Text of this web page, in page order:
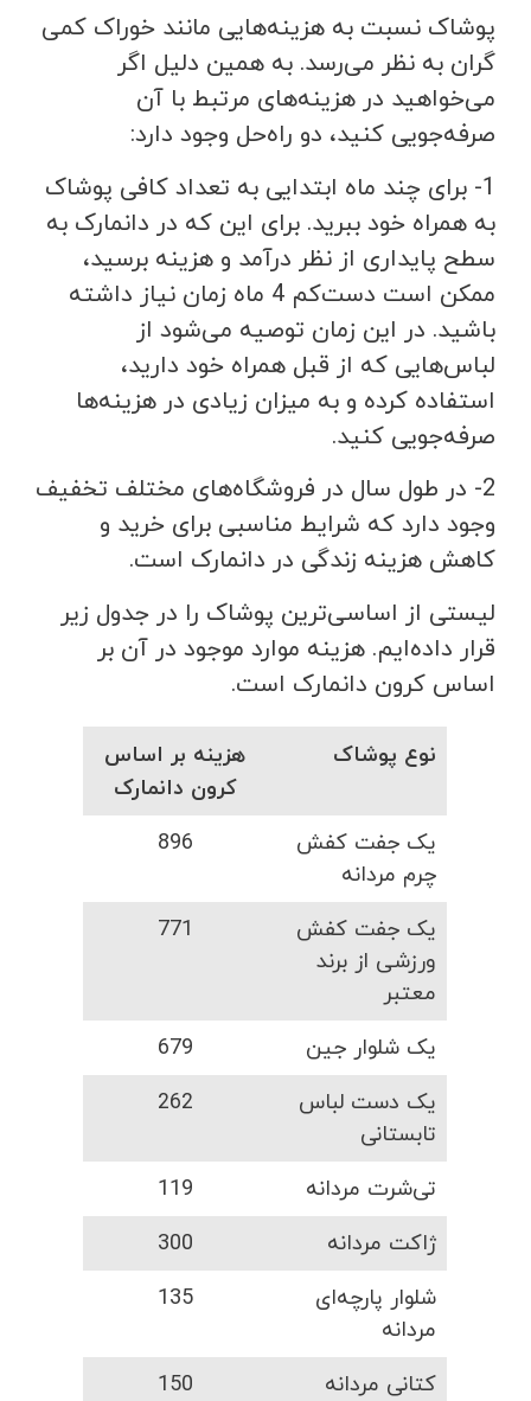
پوشاک نسبت به هزینه‌هایی مانند خوراک کمی
گران به نظر می‌رسد. به همین دلیل اگر
می‌خواهید در هزینه‌های مرتبط با آن
صرفه‌جویی کنید، دو راه‌حل وجود دارد:
1- برای چند ماه ابتدایی به تعداد کافی پوشاک
به همراه خود ببرید. برای این که در دانمارک به
سطح پایداری از نظر درآمد و هزینه برسید،
ممکن است دست‌کم 4 ماه زمان نیاز داشته
باشید. در این زمان توصیه می‌شود از
لباس‌هایی که از قبل همراه خود دارید،
استفاده کرده و به میزان زیادی در هزینه‌ها
صرفه‌جویی کنید.
2- در طول سال در فروشگاه‌های مختلف تخفیف
وجود دارد که شرایط مناسبی برای خرید و
کاهش هزینه زندگی در دانمارک است.
لیستی از اساسی‌ترین پوشاک را در جدول زیر
قرار داده‌ایم. هزینه موارد موجود در آن بر
اساس کرون دانمارک است.
نوع پوشاک
هزینه بر اساس
کرون دانمارک
یک جفت کفش
چرم مردانه
896
یک جفت کفش
ورزشی از برند
معتبر
771
یک شلوار جین
679
یک دست لباس
تابستانی
262
تی‌شرت مردانه
119
ژاکت مردانه
300
شلوار پارچه‌ای
مردانه
135
کتانی مردانه
150